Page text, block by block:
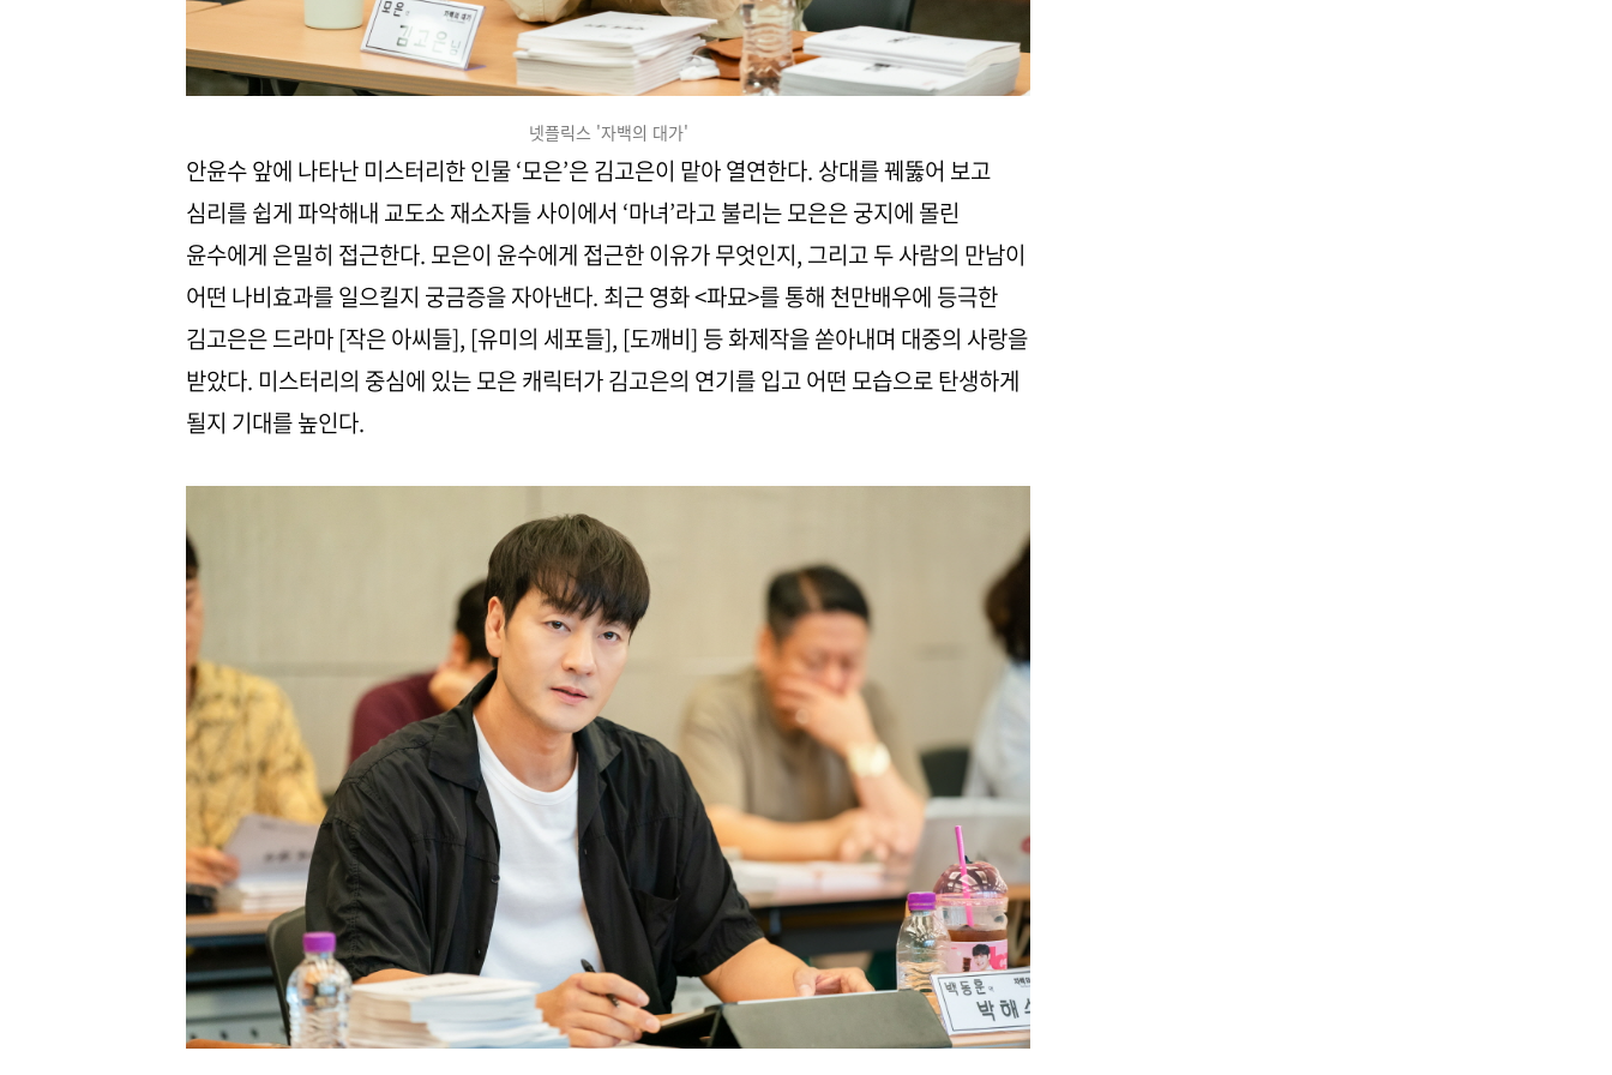
넷플릭스 '자백의 대가'
안윤수 앞에 나타난 미스터리한 인물 ‘모은’은 김고은이 맡아 열연한다. 상대를 꿰뚫어 보고
심리를 쉽게 파악해내 교도소 재소자들 사이에서 ‘마녀’라고 불리는 모은은 궁지에 몰린
윤수에게 은밀히 접근한다. 모은이 윤수에게 접근한 이유가 무엇인지, 그리고 두 사람의 만남이
어떤 나비효과를 일으킬지 궁금증을 자아낸다. 최근 영화 <파묘>​를 통해 천만배우에 등극한
김고은은 드라마 [작은 아씨들], [유미의 세포들], [도깨비] 등 화제작을 쏟아내며 대중의 사랑을
받았다. 미스터리의 중심에 있는 모은 캐릭터가 김고은의 연기를 입고 어떤 모습으로 탄생하게
될지 기대를 높인다.